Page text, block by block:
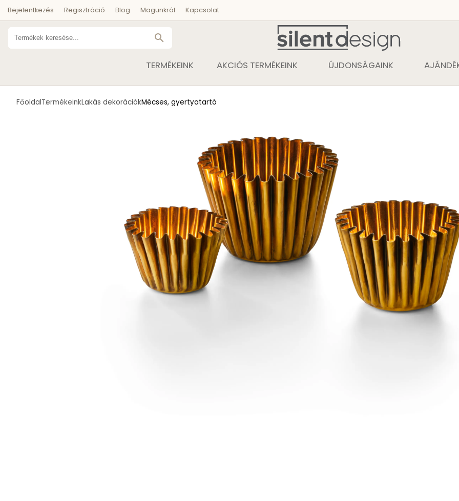
Bejelentkezés Regisztráció Blog Magunkról Kapcsolat
search
TERMÉKEINK AKCIÓS TERMÉKEINK ÚJDONSÁGAINK
FőoldalTermékeinkLakás dekorációkMécses, gyertyatartó